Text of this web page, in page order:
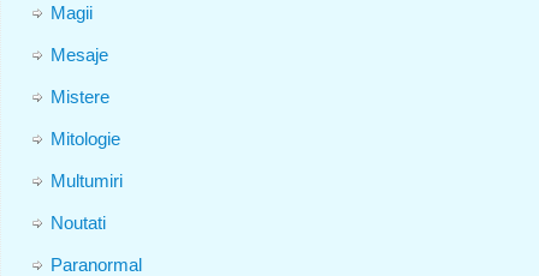
Magii
Mesaje
Mistere
Mitologie
Multumiri
Noutati
Paranormal